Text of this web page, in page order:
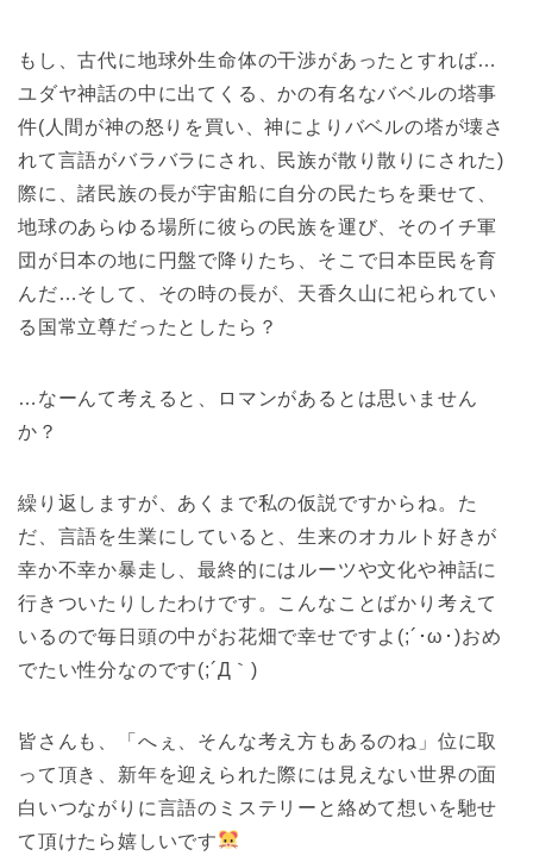
もし、古代に地球外生命体の干渉があったとすれば…
ユダヤ神話の中に出てくる、かの有名なバベルの塔事
件(人間が神の怒りを買い、神によりバベルの塔が壊さ
れて言語がバラバラにされ、民族が散り散りにされた)
際に、諸民族の長が宇宙船に自分の民たちを乗せて、
地球のあらゆる場所に彼らの民族を運び、そのイチ軍
団が日本の地に円盤で降りたち、そこで日本臣民を育
んだ…そして、その時の長が、天香久山に祀られてい
る国常立尊だったとしたら？
…なーんて考えると、ロマンがあるとは思いません
か？
繰り返しますが、あくまで私の仮説ですからね。た
だ、言語を生業にしていると、生来のオカルト好きが
幸か不幸か暴走し、最終的にはルーツや文化や神話に
行きついたりしたわけです。こんなことばかり考えて
いるので毎日頭の中がお花畑で幸せですよ(;´･ω･)おめ
でたい性分なのです(;´Д｀)
皆さんも、「へぇ、そんな考え方もあるのね」位に取
って頂き、新年を迎えられた際には見えない世界の面
白いつながりに言語のミステリーと絡めて想いを馳せ
て頂けたら嬉しいです